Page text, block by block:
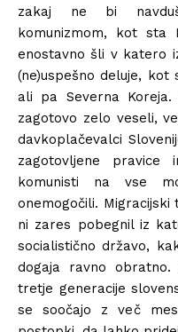
zakaj ne bi
komunizmom, kot sta
enostavno šli v katero
(ne)uspešno deluje, kot
ali pa Severna
zagotovo zelo veseli,
davkoplačevalci
zagotovljene
komunisti na vse
onemogočili.
ni zares pobegnil iz
socialistično državo,
dogaja ravno
tretje generacije
se soočajo z več